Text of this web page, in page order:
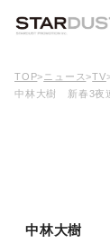
TOP> ニュース>TV
中林大樹 新春3夜
中林大樹